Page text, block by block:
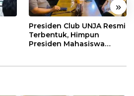
»
Presiden Club UNJA Resmi
Terbentuk, Himpun
Presiden Mahasiswa